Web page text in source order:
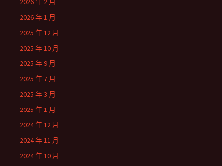
2026 年 2 月
2026 年 1 月
2025 年 12 月
2025 年 10 月
2025 年 9 月
2025 年 7 月
2025 年 3 月
2025 年 1 月
2024 年 12 月
2024 年 11 月
2024 年 10 月